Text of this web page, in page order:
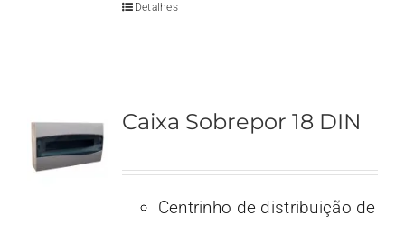
Detalhes
Caixa Sobrepor 18 DIN
Centrinho de distribuição de